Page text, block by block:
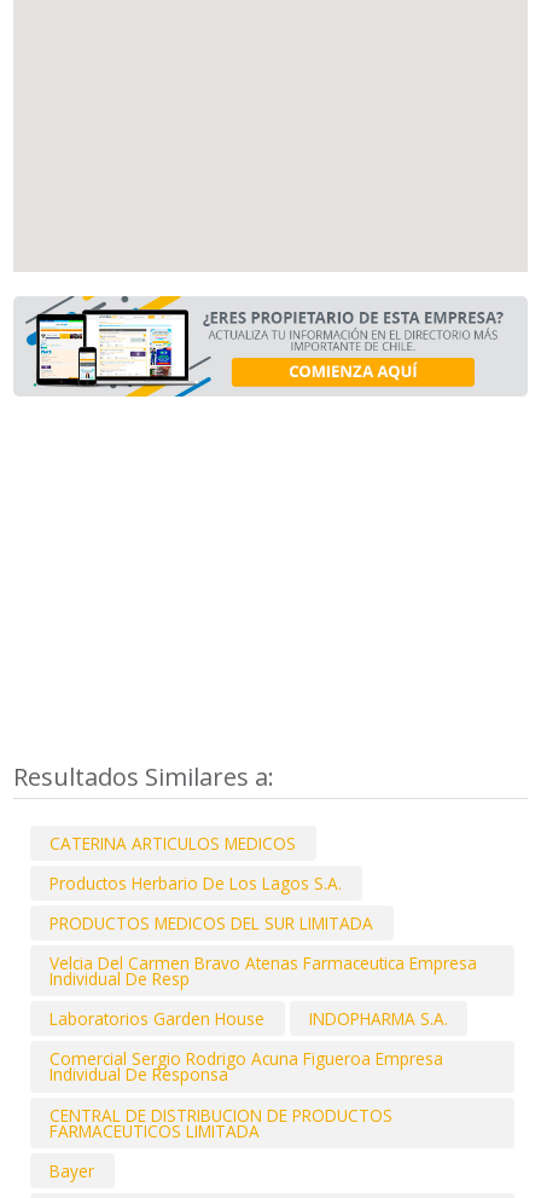
Resultados Similares a:
CATERINA ARTICULOS MEDICOS
Productos Herbario De Los Lagos S.A.
PRODUCTOS MEDICOS DEL SUR LIMITADA
Velcia Del Carmen Bravo Atenas Farmaceutica Empresa
Individual De Resp
Laboratorios Garden House
INDOPHARMA S.A.
Comercial Sergio Rodrigo Acuna Figueroa Empresa
Individual De Responsa
CENTRAL DE DISTRIBUCION DE PRODUCTOS
FARMACEUTICOS LIMITADA
Bayer